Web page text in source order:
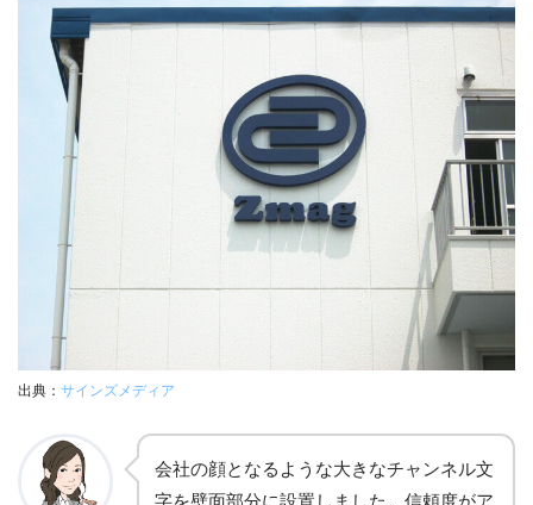
出典： サインズメディア
会社の顔となるような大きなチャンネル文
字を壁面部分に設置しました。信頼度がア